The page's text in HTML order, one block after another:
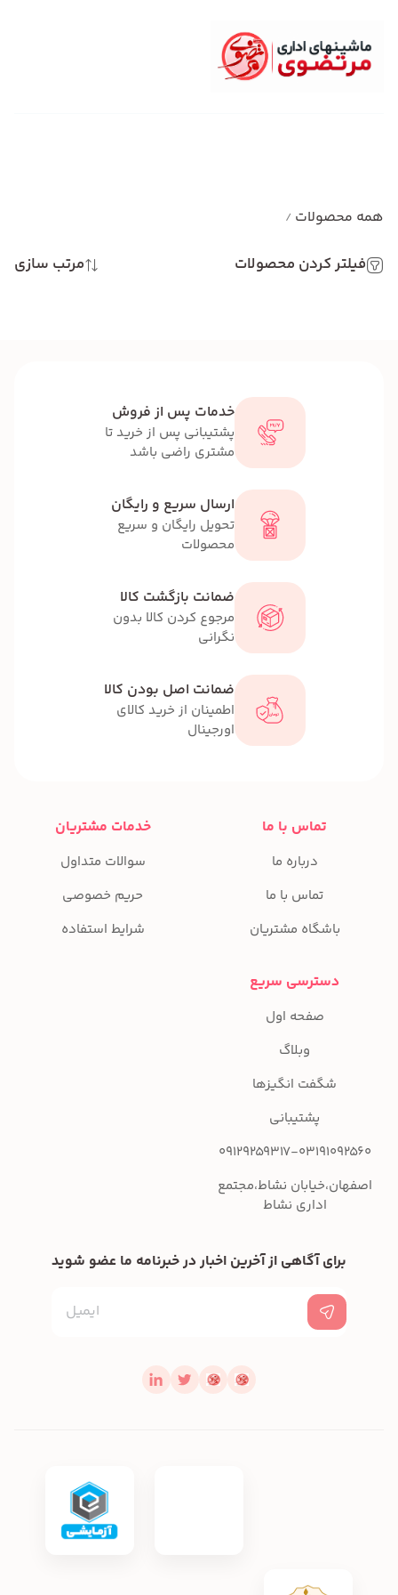
همه محصولات /
فیلتر کردن محصولات مرتب سازی
خدمات پس از فروش
پشتیبانی پس از خرید تا
مشتری راضی باشد
ارسال سریع و رایگان
تحویل رایگان و سریع
محصولات
ضمانت بازگشت کالا
مرجوع کردن کالا بدون
نگرانی
ضمانت اصل بودن کالا
اطمینان از خرید کالای
اورجینال
تماس با ما
درباره ما
تماس با ما
باشگاه مشتریان
خدمات مشتریان
سوالات متداول
حریم خصوصی
شرایط استفاده
دسترسی سریع
صفحه اول
وبلاگ
شگفت انگیزها
پشتیبانی
09129259317-03191092560
اصفهان،خیابان نشاط،مجتمع
اداری نشاط
برای آگاهی از آخرین اخبار در خبرنامه ما عضو شوید